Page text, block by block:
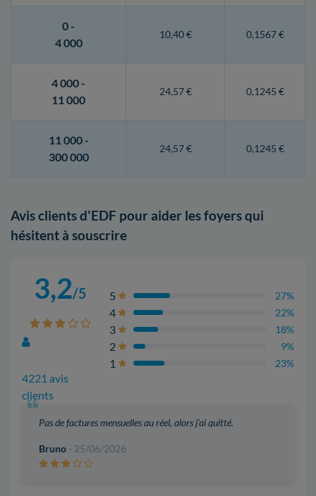
0 -
4 000
10,40 € 0,1567 €
4 000 -
11 000
24,57 € 0,1245 €
11 000 -
300 000
24,57 € 0,1245 €
Avis clients d'EDF pour aider les foyers qui
hésitent à souscrire
3,2/5
4221 avis
clients
5 27%
4 22%
3 18%
2 9%
1 23%
Pas de factures mensuelles au réel, alors j'ai quitté.
Bruno - 25/06/2026